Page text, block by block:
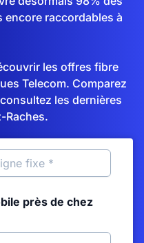
encore raccordables à
les offres fibre
Telecom. Comparez
les dernières
Raches.
près de chez